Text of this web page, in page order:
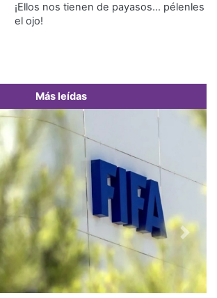
¡Ellos nos tienen de payasos… pélenles
el ojo!
Más leídas
Next